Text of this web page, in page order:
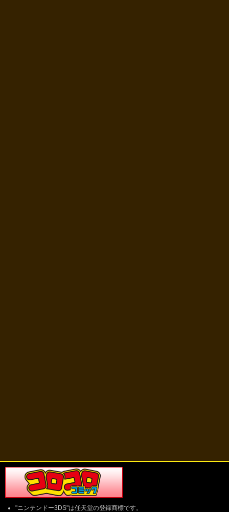
"ニンテンドー3DS"は任天堂の登録商標です。